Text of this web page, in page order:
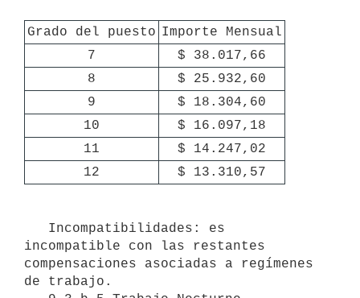
Grado del puesto Importe Mensual
7
$ 38.017,66
8
$ 25.932,60
9
$ 18.304,60
10
$ 16.097,18
11
$ 14.247,02
12
$ 13.310,57
incompatible con las restantes
compensaciones asociadas a regímenes
de trabajo.